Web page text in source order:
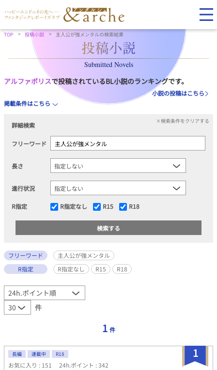
TOP 投稿小説 主人公が強メンタルの検索結果
Submitted Novels
アルファポリスで投稿されているBL小説のランキングです。
小説の投稿はこちら
掲載条件はこちら
詳細検索
×検索条件をクリアする
フリーワード
長さ
進行状況
R指定 R指定なし R15 R18
フリーワード
主人公が強メンタル
R指定
R指定なし R15 R18
件
1 件
1
長編 連載中 R18
お気に入り : 151 24h.ポイント : 342